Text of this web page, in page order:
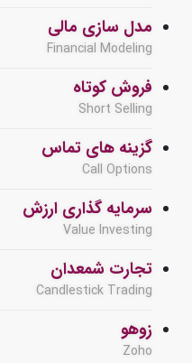
مدل سازی مالی
Financial Modeling
فروش کوتاه
Short Selling
گزینه های تماس
Call Options
سرمایه گذاری ارزش
Value Investing
تجارت شمعدان
Candlestick Trading
زوهو
Zoho